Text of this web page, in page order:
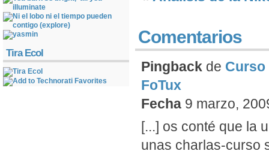
Comentarios
Pingback de Curso
FoTux
Fecha 9 marzo,
[...] os conté que la
unas charlas-curso
Tira Ecol